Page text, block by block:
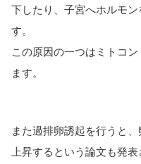
下したり、子宮へホルモ
す。
この原因の一つはミトコ
ます。
また過排卵誘起を行うと
上昇するという論文も発表